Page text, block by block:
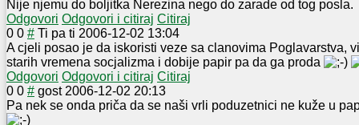
Nije njemu do boljitka Nerezina nego do zarade od tog posla.
Odgovori Odgovori i citiraj Citiraj
0 0 # Ti pa ti 2006-12-02 13:04
A cjeli posao je da iskoristi veze sa clanovima Poglavarstva,
starih vremena socjalizma i dobije papir pa da ga proda
Odgovori Odgovori i citiraj Citiraj
0 0 # gost 2006-12-02 20:13
Pa nek se onda priča da se naši vrli poduzetnici ne kuže u